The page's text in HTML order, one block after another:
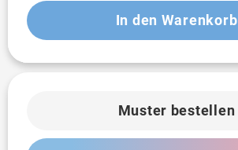
In den Warenkorb
Muster bestellen